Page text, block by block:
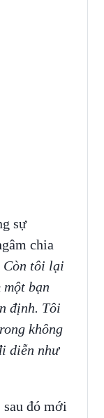
sự
chia
Còn tôi lại
bạn
định. Tôi
không
diễn như
đó mới